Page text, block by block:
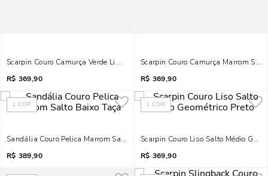
Scarpin Couro Camurça Verde Lima Salto Kitten
R$ 369,90
Scarpin Couro Camurça Marrom
R$ 369,90
1 COR
Sandália Couro Pelica Marrom Salto Baixo Taça
R$ 389,90
1 COR
Scarpin Couro Liso Salto Médio
R$ 369,90